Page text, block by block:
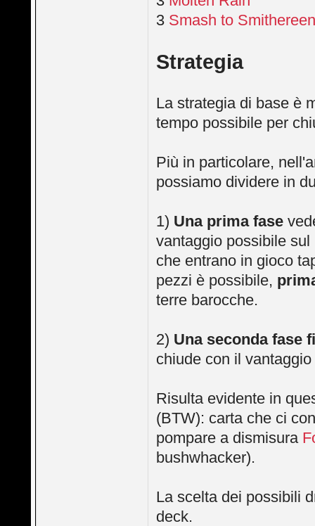
3 Smash to
Strategia
La strategia di base è
tempo possibile per
Più in particolare,
possiamo dividere in
1) Una prima fase
vantaggio possibile
che entrano in gioco
pezzi è possibile,
terre barocche.
2) Una seconda fase
chiude con il
Risulta evidente in
(BTW): carta che ci
pompare a dismisura
bushwhacker).
La scelta dei possibili
deck.